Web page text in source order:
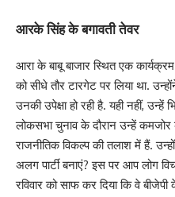
आरके सिंह के बगावती तेवर
आरा के बाबू बाजार स्थित एक
को सीधे तौर टारगेट पर लिया था.
उनकी उपेक्षा हो रही है. यही नहीं, उन्हें
लोकसभा चुनाव के दौरान उन्हें
राजनीतिक विकल्प की तलाश में हैं.
अलग पार्टी बनाएं? इस पर आप लोग
रविवार को साफ कर दिया कि वे